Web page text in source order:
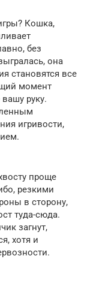
Кошка,
без
она
становятся все
момент
руку.
игривости,
проще
резкими
в сторону,
туда-сюда.
загнут,
хотя и